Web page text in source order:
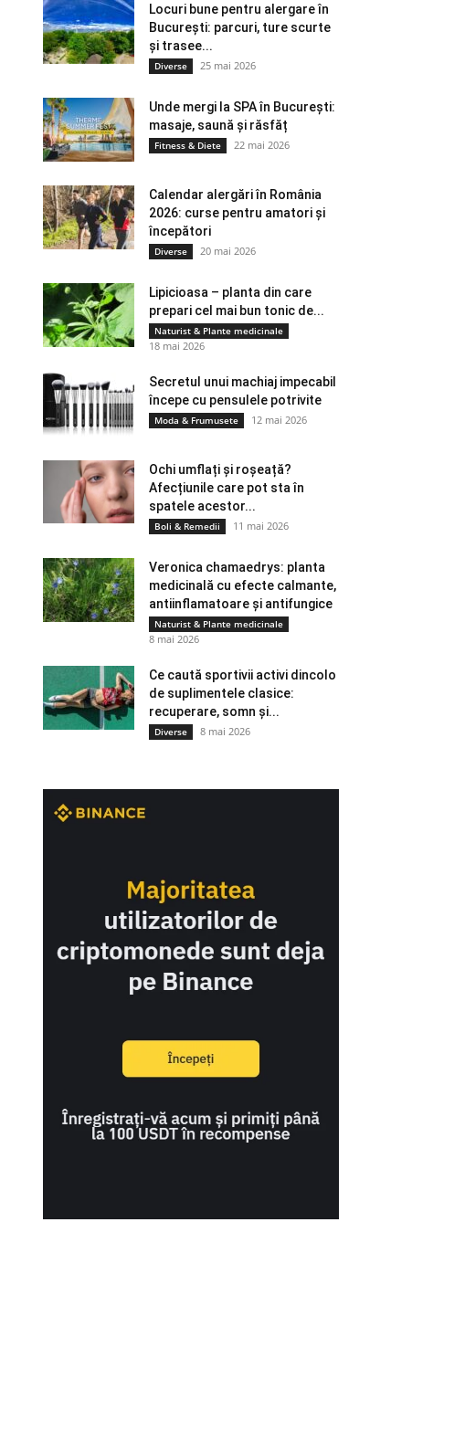
Locuri bune pentru alergare în
București: parcuri, ture scurte
și trasee...
Diverse 25 mai 2026
Unde mergi la SPA în București:
masaje, saună și răsfăț
Fitness & Diete 22 mai 2026
Calendar alergări în România
2026: curse pentru amatori și
începători
Diverse 20 mai 2026
Lipicioasa – planta din care
prepari cel mai bun tonic de...
Naturist & Plante medicinale
18 mai 2026
Secretul unui machiaj impecabil
începe cu pensulele potrivite
Moda & Frumusete 12 mai 2026
Ochi umflați și roșeață?
Afecțiunile care pot sta în
spatele acestor...
Boli & Remedii 11 mai 2026
Veronica chamaedrys: planta
medicinală cu efecte calmante,
antiinflamatoare și antifungice
Naturist & Plante medicinale
8 mai 2026
Ce caută sportivii activi dincolo
de suplimentele clasice:
recuperare, somn și...
Diverse 8 mai 2026